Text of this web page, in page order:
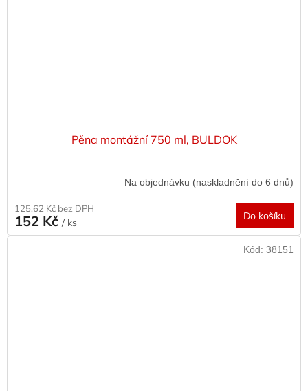
Pěna montážní 750 ml, BULDOK
Na objednávku (naskladnění do 6 dnů)
125,62 Kč bez DPH
152 Kč / ks
Do košíku
Kód: 38151